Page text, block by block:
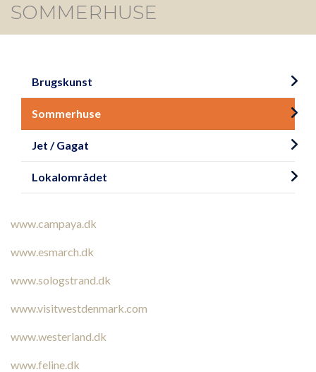
SOMMERHUSE
navigation
Brugskunst
Sommerhuse
Jet / Gagat
Lokalområdet
www.campaya.dk
www.esmarch.dk
www.sologstrand.dk
www.visitwestdenmark.com
www.westerland.dk
www.feline.dk